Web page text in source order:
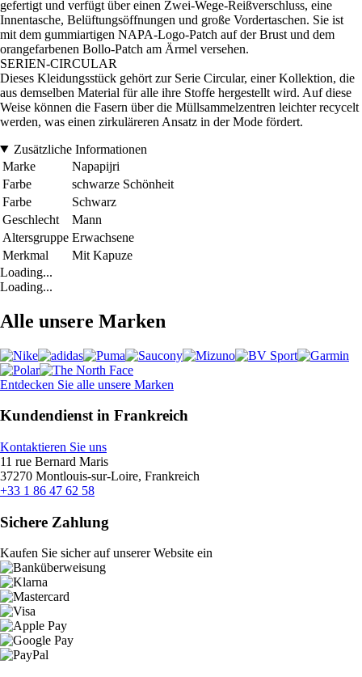
gefertigt und verfügt über einen Zwei-Wege-Reißverschluss, eine
Innentasche, Belüftungsöffnungen und große Vordertaschen. Sie ist
mit dem gummiartigen NAPA-Logo-Patch auf der Brust und dem
orangefarbenen Bollo-Patch am Ärmel versehen.
SERIEN-CIRCULAR
Dieses Kleidungsstück gehört zur Serie Circular, einer Kollektion, die
aus demselben Material für alle ihre Stoffe hergestellt wird. Auf diese
Weise können die Fasern über die Müllsammelzentren leichter recycelt
werden, was einen zirkuläreren Ansatz in der Mode fördert.
Zusätzliche Informationen
Marke
Napapijri
Farbe
schwarze Schönheit
Farbe
Schwarz
Geschlecht
Mann
Altersgruppe Erwachsene
Merkmal
Mit Kapuze
Loading...
Loading...
Alle unsere Marken
Entdecken Sie alle unsere Marken
Kundendienst in Frankreich
Kontaktieren Sie uns
11 rue Bernard Maris
37270 Montlouis-sur-Loire, Frankreich
+33 1 86 47 62 58
Sichere Zahlung
Kaufen Sie sicher auf unserer Website ein